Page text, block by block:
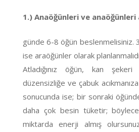
1.) Anaöğünleri ve anaöğünleri
günde 6-8 öğün beslenmelisiniz.
ise araöğünler olarak
Atladığınız öğün, kan şekeri
düzensizliğe ve çabuk
sonucunda ise; bir sonraki
daha çok besin tüketir;
miktarda enerji almış